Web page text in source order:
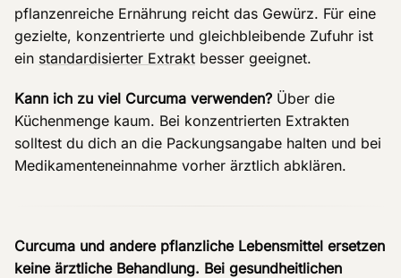
pflanzenreiche Ernährung reicht das Gewürz. Für eine
gezielte, konzentrierte und gleichbleibende Zufuhr ist
ein standardisierter Extrakt besser geeignet.
Kann ich zu viel Curcuma verwenden? Über die
Küchenmenge kaum. Bei konzentrierten Extrakten
solltest du dich an die Packungsangabe halten und bei
Medikamenteneinnahme vorher ärztlich abklären.
Curcuma und andere pflanzliche Lebensmittel ersetzen
keine ärztliche Behandlung. Bei gesundheitlichen